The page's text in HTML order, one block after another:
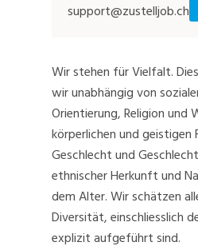
support@zustelljob.ch
Wir stehen für Vielfalt.
wir unabhängig von
Orientierung, Religion und
körperlichen und geistigen
Geschlecht und
ethnischer Herkunft und
dem Alter. Wir schätzen
Diversität, einschliesslich
explizit aufgeführt sind.